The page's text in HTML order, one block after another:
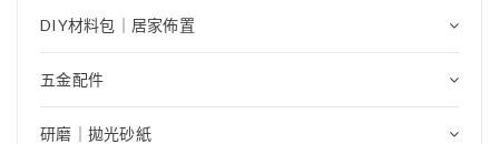
DIY材料包｜居家佈置
五金配件
研磨｜拋光砂紙